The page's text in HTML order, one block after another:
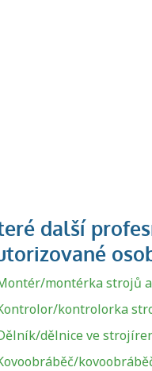
montérka strojů
kontrolorka
dělnice ve